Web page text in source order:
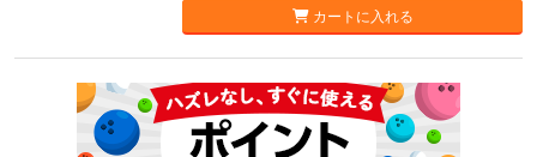
カートに入れる